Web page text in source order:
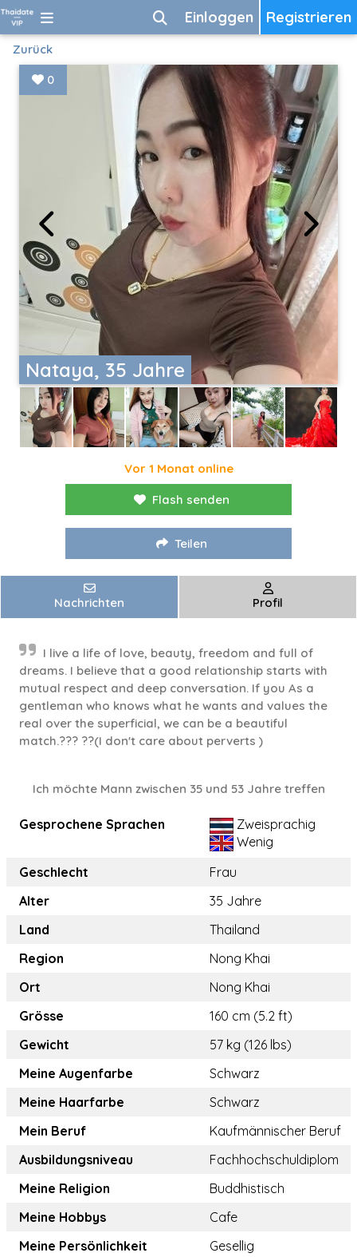
Registrieren
Einloggen
Zurück
Nataya, 35 Jahre
0
Vor 1 Monat online
Flash senden
Teilen
Nachrichten Profil
I live a life of love, beauty, freedom and full of
dreams. I believe that a good relationship starts with
mutual respect and deep conversation. If you As a
gentleman who knows what he wants and values the
real over the superficial, we can be a beautiful
match.??? ??(I don't care about perverts )
Ich möchte Mann zwischen 35 und 53 Jahre treffen
Gesprochene Sprachen
Zweisprachig
Wenig
Geschlecht
Frau
Alter
35 Jahre
Land
Thailand
Region
Nong Khai
Ort
Nong Khai
Grösse
160 cm (5.2 ft)
Gewicht
57 kg (126 lbs)
Meine Augenfarbe
Schwarz
Meine Haarfarbe
Schwarz
Mein Beruf
Kaufmännischer Beruf
Ausbildungsniveau
Fachhochschuldiplom
Meine Religion
Buddhistisch
Meine Hobbys
Cafe
Meine Persönlichkeit
Gesellig